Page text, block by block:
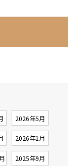
2026年5月
2026年1月
2025年9月